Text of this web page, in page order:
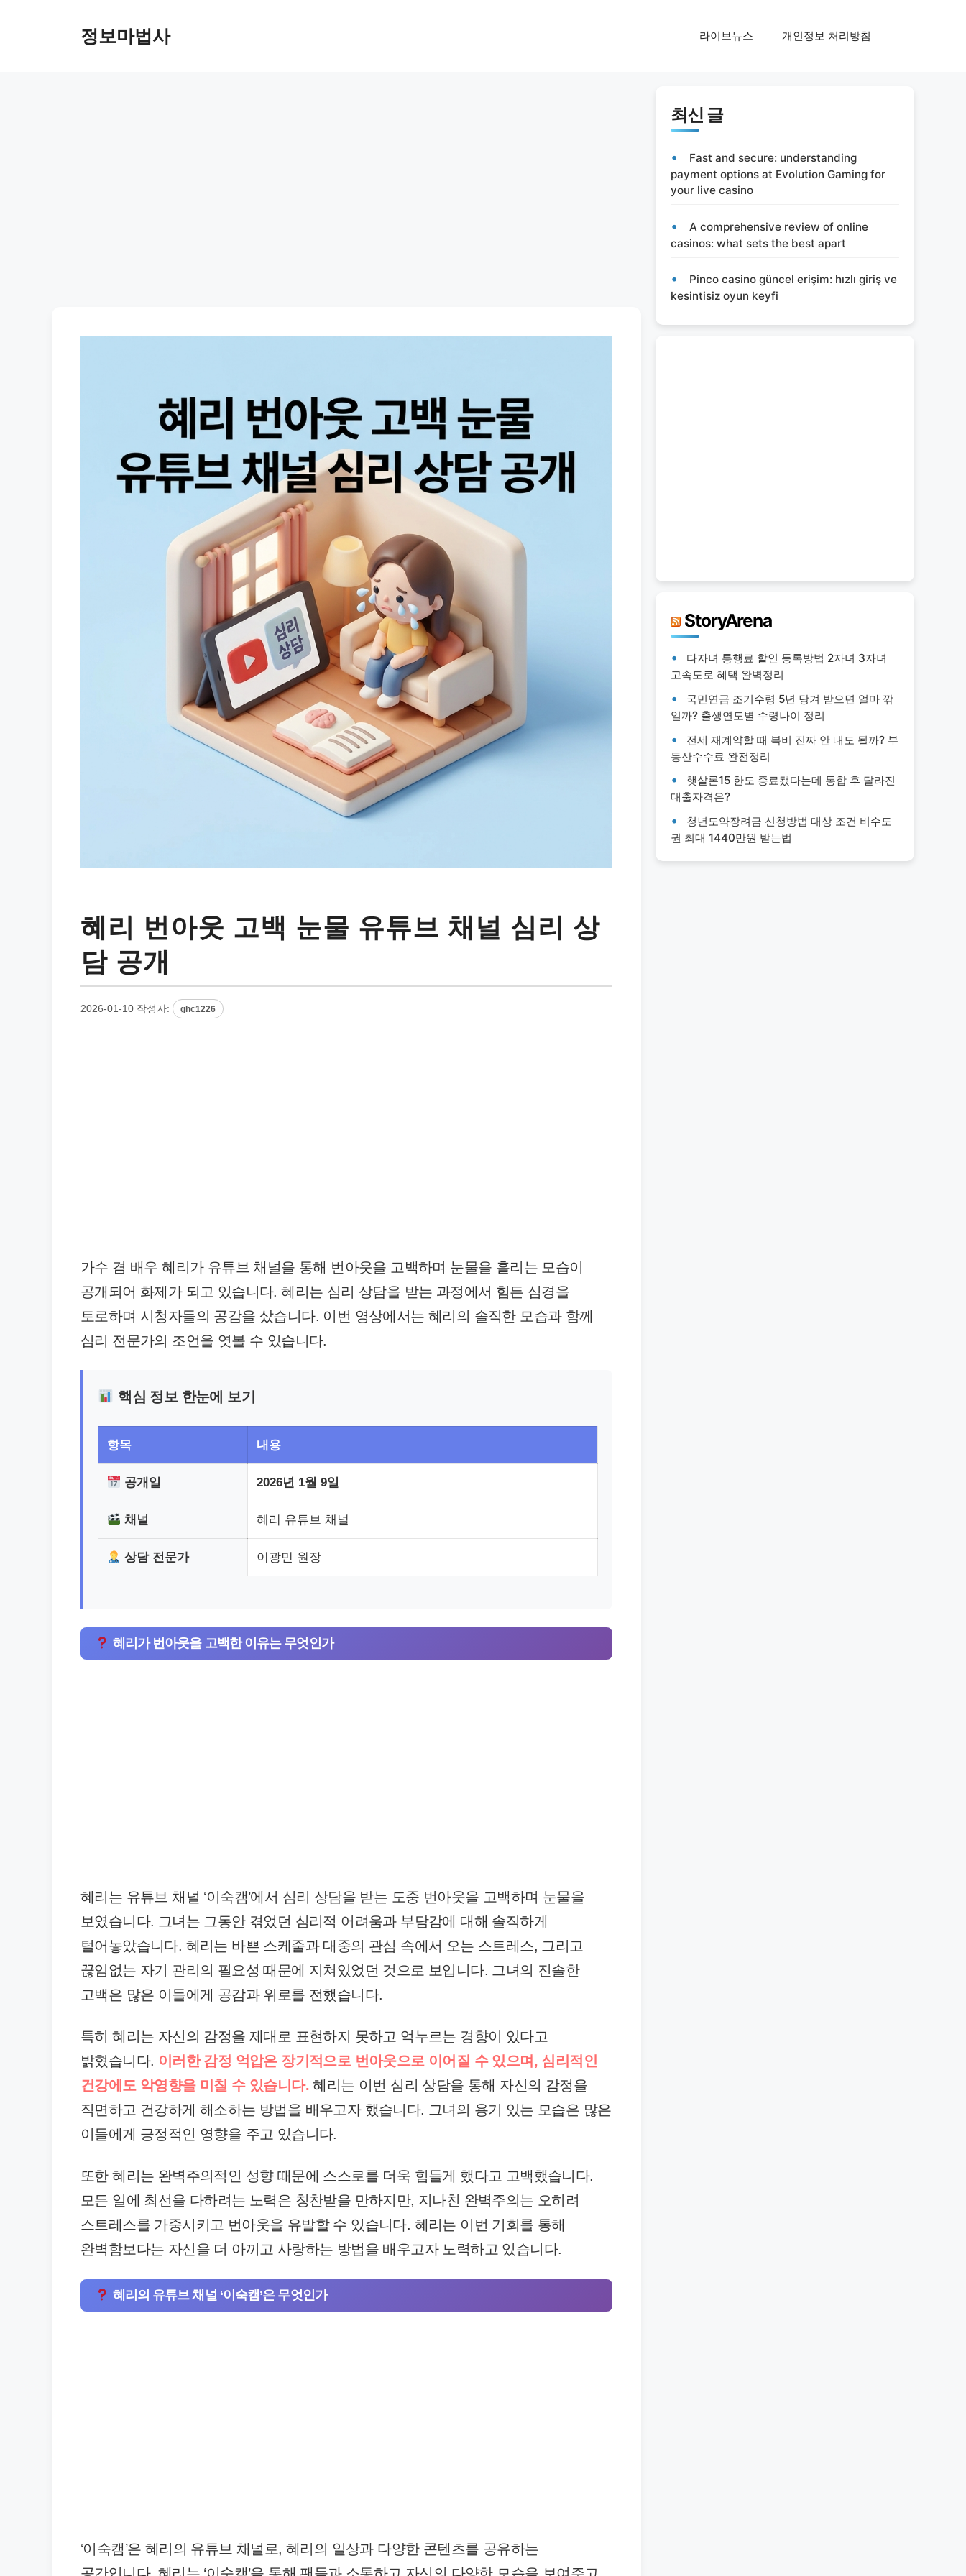
정보마법사 라이브뉴스 개인정보 처리방침
혜리 번아웃 고백 눈물 유튜브 채널 심리 상
담 공개
2026-01-10 작성자: ghc1226
가수 겸 배우 혜리가 유튜브 채널을 통해 번아웃을 고백하며 눈물을 흘리는 모습이
공개되어 화제가 되고 있습니다. 혜리는 심리 상담을 받는 과정에서 힘든 심경을
토로하며 시청자들의 공감을 샀습니다. 이번 영상에서는 혜리의 솔직한 모습과 함께
심리 전문가의 조언을 엿볼 수 있습니다.
핵심 정보 한눈에 보기
항목 내용
공개일 2026년 1월 9일
채널 혜리 유튜브 채널
상담 전문가 이광민 원장
혜리가 번아웃을 고백한 이유는 무엇인가
혜리는 유튜브 채널 ‘이숙캠’에서 심리 상담을 받는 도중 번아웃을 고백하며 눈물을
보였습니다. 그녀는 그동안 겪었던 심리적 어려움과 부담감에 대해 솔직하게
털어놓았습니다. 혜리는 바쁜 스케줄과 대중의 관심 속에서 오는 스트레스, 그리고
끊임없는 자기 관리의 필요성 때문에 지쳐있었던 것으로 보입니다. 그녀의 진솔한
고백은 많은 이들에게 공감과 위로를 전했습니다.
특히 혜리는 자신의 감정을 제대로 표현하지 못하고 억누르는 경향이 있다고
밝혔습니다. 이러한 감정 억압은 장기적으로 번아웃으로 이어질 수 있으며, 심리적인
건강에도 악영향을 미칠 수 있습니다. 혜리는 이번 심리 상담을 통해 자신의 감정을
직면하고 건강하게 해소하는 방법을 배우고자 했습니다. 그녀의 용기 있는 모습은 많은
이들에게 긍정적인 영향을 주고 있습니다.
또한 혜리는 완벽주의적인 성향 때문에 스스로를 더욱 힘들게 했다고 고백했습니다.
모든 일에 최선을 다하려는 노력은 칭찬받을 만하지만, 지나친 완벽주의는 오히려
스트레스를 가중시키고 번아웃을 유발할 수 있습니다. 혜리는 이번 기회를 통해
완벽함보다는 자신을 더 아끼고 사랑하는 방법을 배우고자 노력하고 있습니다.
혜리의 유튜브 채널 ‘이숙캠’은 무엇인가
‘이숙캠’은 혜리의 유튜브 채널로, 혜리의 일상과 다양한 콘텐츠를 공유하는
최신 글
Fast and secure: understanding
payment options at Evolution Gaming for
your live casino
A comprehensive review of online
casinos: what sets the best apart
Pinco casino güncel erişim: hızlı giriş ve
kesintisiz oyun keyfi
StoryArena
다자녀 통행료 할인 등록방법 2자녀 3자녀
고속도로 혜택 완벽정리
국민연금 조기수령 5년 당겨 받으면 얼마 깎
일까? 출생연도별 수령나이 정리
전세 재계약할 때 복비 진짜 안 내도 될까? 부
동산수수료 완전정리
햇살론15 한도 종료됐다는데 통합 후 달라진
대출자격은?
청년도약장려금 신청방법 대상 조건 비수도
권 최대 1440만원 받는법